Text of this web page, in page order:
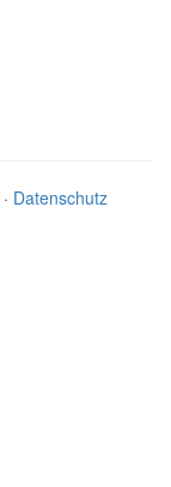
· Datenschutz